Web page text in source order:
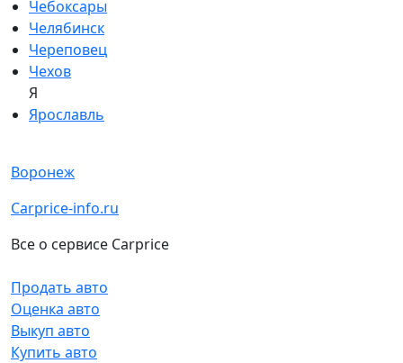
Чебоксары
Челябинск
Череповец
Чехов
Я
Ярославль
Воронеж
Carprice-info.ru
Все о сервисе Carprice
Продать авто
Оценка авто
Выкуп авто
Купить авто